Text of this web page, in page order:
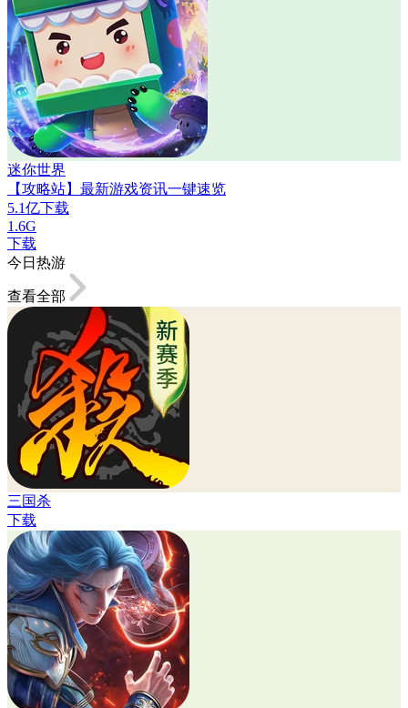
迷你世界
【攻略站】最新游戏资讯一键速览
5.1亿下载
1.6G
下载
今日热游
查看全部
三国杀
下载